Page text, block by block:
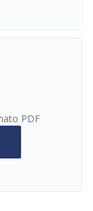
PDF